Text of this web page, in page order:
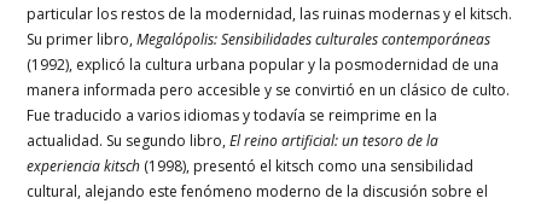
particular los restos de la modernidad, las ruinas modernas y el kitsch.
Su primer libro,Megalópolis: Sensibilidades culturales contemporáneas
(1992), explicó la cultura urbana popular y la posmodernidad de una
manera informada pero accesible y se convirtió en un clásico de culto.
Fue traducido a varios idiomas y todavía se reimprime en la
actualidad. Su segundo libro,El reino artificial: un tesoro de la
experiencia kitsch (1998), presentó el kitsch como una sensibilidad
cultural, alejando este fenómeno moderno de la discusión sobre el